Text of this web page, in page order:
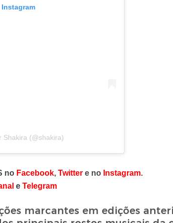
Shakira (@shakira)
no Facebook, Twittere no Instagram.
e Telegram
marcantes em edições